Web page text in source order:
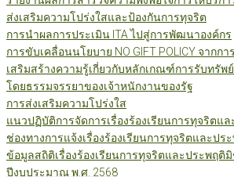
ส่งเสริมความโปร่งใสและป้องกันการทุจริต
การนำผลการประเมิน ITA ไปสู่การพัฒนาองค์กร
การขับเคลื่อนนโยบาย NO GIFT POLICY จาก
เสริมสร้างความรู้เกี่ยวกับหลักเกณฑ์การรับทรั
โดยธรรมจรรยาของเจ้าหนักงานของรัฐ
การส่งเสริมความโปร่งใส
แนวปฏิบัติการจัดการเรื่องร้องเรียนการทุจริตแ
ช่องทางการแจ้งเรื่องร้องเรียนการทุจริตและปร
ข้อมูลสถิติเรื่องร้องเรียนการทุจริตและประพฤติ
ปีงบประมาณ พ.ศ. 2568